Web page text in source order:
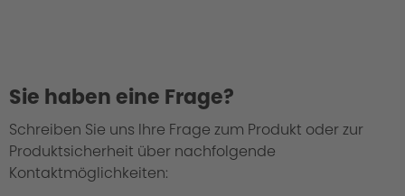
Sie haben eine Frage?
Schreiben Sie uns Ihre Frage zum Produkt oder zur
Produktsicherheit über nachfolgende
Kontaktmöglichkeiten: